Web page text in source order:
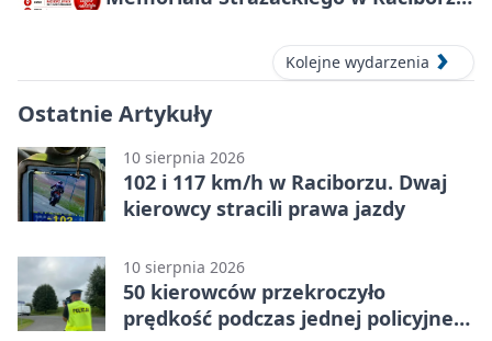
Kolejne wydarzenia
Ostatnie Artykuły
10 sierpnia 2026
102 i 117 km/h w Raciborzu. Dwaj
kierowcy stracili prawa jazdy
10 sierpnia 2026
50 kierowców przekroczyło
prędkość podczas jednej policyjnej